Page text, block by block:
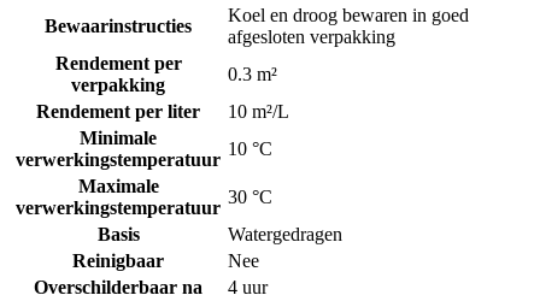
Bewaarinstructies
Koel en droog bewaren in goed
afgesloten verpakking
Rendement per
verpakking
0.3 m²
Rendement per liter
10 m²/L
Minimale
verwerkingstemperatuur
10 °C
Maximale
verwerkingstemperatuur
30 °C
Basis
Watergedragen
Reinigbaar
Nee
Overschilderbaar na
4 uur